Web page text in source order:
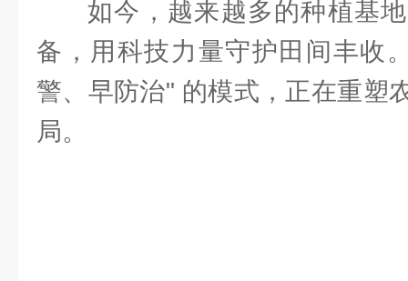
如今，越来越多的种植基
备，用科技力量守护田间丰收
警、早防治" 的模式，正在重塑
局。